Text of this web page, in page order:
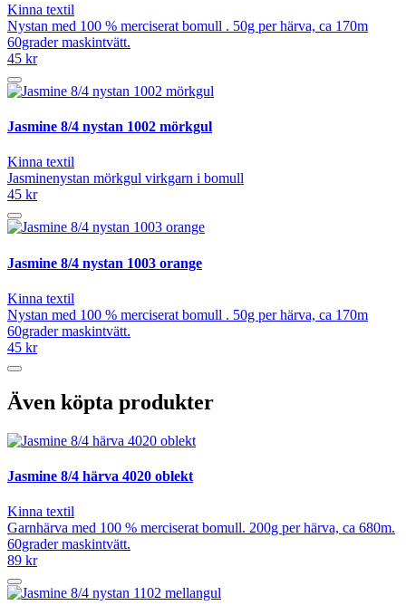
Kinna textil
Nystan med 100 % merciserat bomull . 50g per härva, ca 170m
60grader maskintvätt.
45 kr
Jasmine 8/4 nystan 1002 mörkgul
Kinna textil
Jasminenystan mörkgul virkgarn i bomull
45 kr
Jasmine 8/4 nystan 1003 orange
Kinna textil
Nystan med 100 % merciserat bomull . 50g per härva, ca 170m
60grader maskintvätt.
45 kr
Även köpta produkter
Jasmine 8/4 härva 4020 oblekt
Kinna textil
Garnhärva med 100 % merciserat bomull. 200g per härva, ca 680m.
60grader maskintvätt.
89 kr